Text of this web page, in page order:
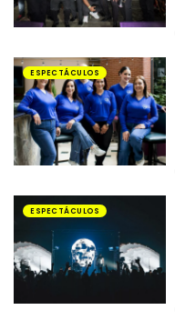
ESPECTÁCULOS
ESPECTÁCULOS